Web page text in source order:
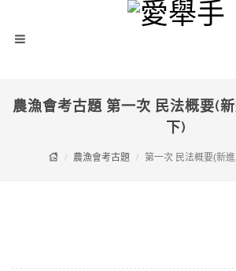
農漁會考古題 第一次 民法概要(
下)
農漁會考古題 第一次 民法概要(新